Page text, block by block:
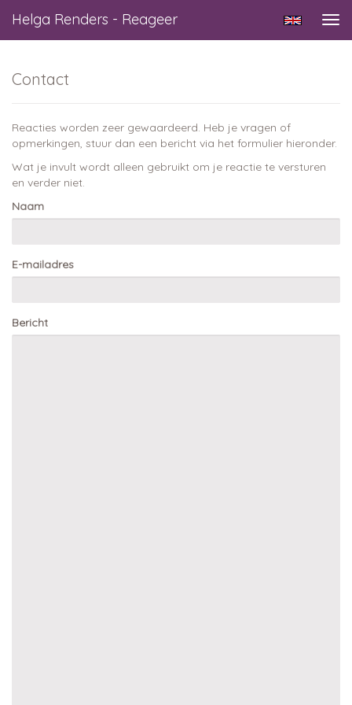
Helga Renders - Reageer
Contact
Reacties worden zeer gewaardeerd. Heb je vragen of
opmerkingen, stuur dan een bericht via het formulier hieronder.
Wat je invult wordt alleen gebruikt om je reactie te versturen
en verder niet.
Naam
E-mailadres
Bericht